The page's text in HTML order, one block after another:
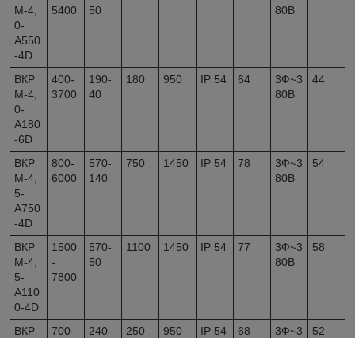
М-4,
0-
А550
-4D
5400
50
80В
ВКР
М-4,
0-
А180
-6D
400-
3700
190-
40
180 950 IP 54 64
3Ф~3
80В
44
ВКР
М-4,
5-
А750
-4D
800-
6000
570-
140
750 1450 IP 54 78
3Ф~3
80В
54
ВКР
М-4,
5-
А110
0-4D
1500
-
7800
570-
50
1100 1450 IP 54 77
3Ф~3
80В
58
ВКР
700-
240-
250 950 IP 54 68
3Ф~3
52